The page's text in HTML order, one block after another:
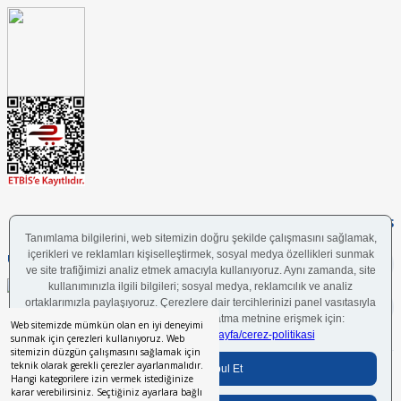
Web sitemizde mümkün olan en iyi deneyimi
sunmak için çerezleri kullanıyoruz. Web
sitemizin düzgün çalışmasını sağlamak için
teknik olarak gerekli çerezler ayarlanmalıdır.
Hangi kategorilere izin vermek istediğinize
karar verebilirsiniz. Seçtiğiniz ayarlara bağlı
UYGULAMAMIZI İNDİRİN
FOLLOW US
Bilgi Toplumu Hizmetleri BGYS Politikası Çerez Politikası